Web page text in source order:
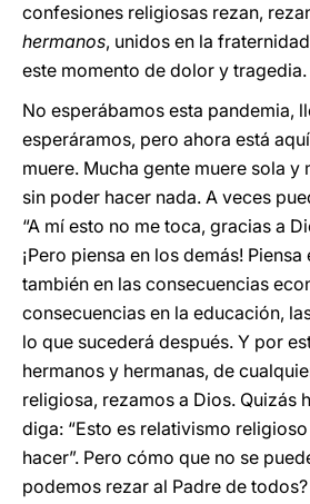
confesiones religiosas rezan,
hermanos, unidos en la
este momento de dolor y tragedia.
No esperábamos esta pandemia,
esperáramos, pero ahora está
muere. Mucha gente muere sola y
sin poder hacer nada. A veces
“A mí esto no me toca, gracias a
¡Pero piensa en los demás!
también en las consecuencias
consecuencias en la educación,
lo que sucederá después. Y por
hermanos y hermanas, de
religiosa, rezamos a Dios. Quizás
diga: “Esto es relativismo
hacer”. Pero cómo que no se
podemos rezar al Padre de